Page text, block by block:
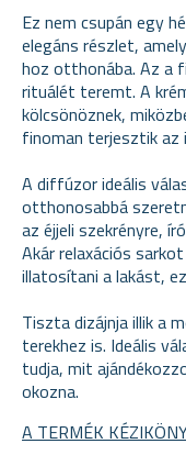
Ez nem csupán egy
elegáns részlet,
hoz otthonába. Az a
rituálét teremt. A
kölcsönöznek,
finoman terjesztik az
A diffúzor ideális
otthonosabbá
az éjjeli szekrényre,
Akár relaxációs
illatosítani a lakást,
Tiszta dizájnja illik a
terekhez is. Ideális
tudja, mit
okozna.
A TERMÉK